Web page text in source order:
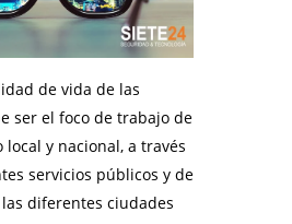
de vida de las
ser el foco de trabajo de
y nacional, a través
servicios públicos y de
diferentes ciudades